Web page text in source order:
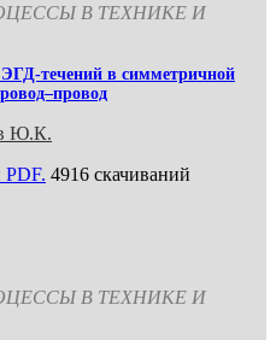
В ТЕХНИКЕ И
течений в симметричной
Ю.К.
PDF. 4916 скачиваний
В ТЕХНИКЕ И